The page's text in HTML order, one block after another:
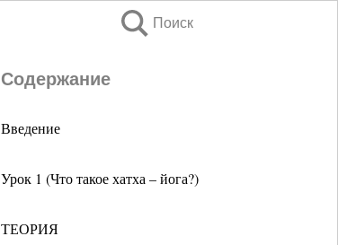
Поиск
Содержание
Введение
Урок 1 (Что такое хатха – йога?)
ТЕОРИЯ